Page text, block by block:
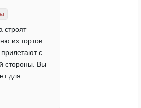
строят
из тортов.
с
стороны. Вы
для